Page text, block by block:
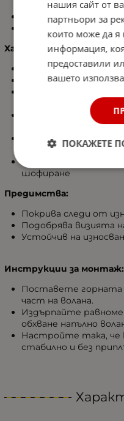
Подходящ за кръгли
За волани с диаметър
Характеристики:
Материал: PU кожа
Цвят: Черен с
Защита: Скрива
оригиналното
Монтаж: Лесен, без
еластична
шофиране
Предимства:
Покрива следи от
Подобрява визията
Устойчив на
Инструкции за монтаж:
Поставете горната
част на волана.
Издърпайте
обхване напълно
Настройте така, че
стабилно и без
нашия сайт от
партньори за
които може да я
информация,
предоставили
вашето
ПОКАЖЕТЕ